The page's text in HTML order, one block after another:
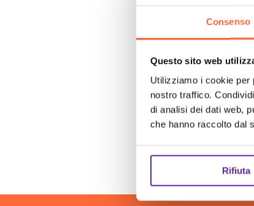
Consenso
Questo sito web
Utilizziamo i cookie per
nostro traffico.
di analisi dei dati web,
che hanno raccolto dal
Rifiuta